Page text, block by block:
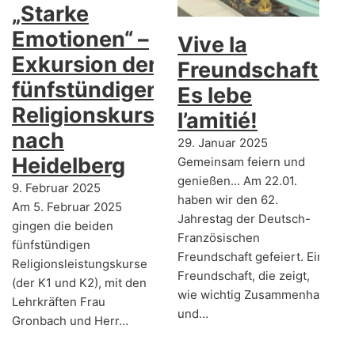
„Starke
Emotionen“ –
Exkursion der
fünfstündigen
Religionskurse
nach
Heidelberg
9. Februar 2025
Am 5. Februar 2025
gingen die beiden
fünfstündigen
Religionsleistungskurse
(der K1 und K2), mit den
Lehrkräften Frau
Gronbach und Herr…
Vive la
Freundschaft!
Es lebe
l’amitié!
29. Januar 2025
Gemeinsam feiern und
genießen... Am 22.01.
haben wir den 62.
Jahrestag der Deutsch-
Französischen
Freundschaft gefeiert. Eine
Freundschaft, die zeigt,
wie wichtig Zusammenhalt
und…